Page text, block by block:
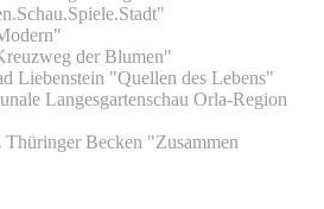
der Blumen"
Liebenstein "Quellen des Lebens"
Langesgartenschau Orla-Region
Becken "Zusammen